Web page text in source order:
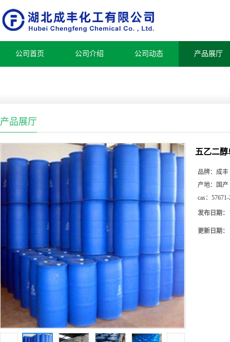
公司首页 公司介绍 公司动态 产品展厅
产品展厅
五乙二
品牌： 成丰
产地：
国产
cas：
发布日期：
更新日期：